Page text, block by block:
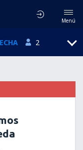
Menú
2